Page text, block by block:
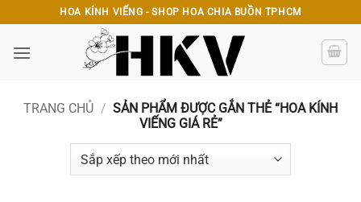
qua
nội
HOA KÍNH VIẾNG - SHOP HOA CHIA BUỒN TPHCM
TRANG CHỦ / SẢN PHẨM ĐƯỢC GẮN THẺ “HOA KÍNH
VIẾNG GIÁ RẺ”